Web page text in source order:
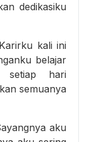
dedikasiku
kali ini
belajar
setiap hari
semuanya
aku